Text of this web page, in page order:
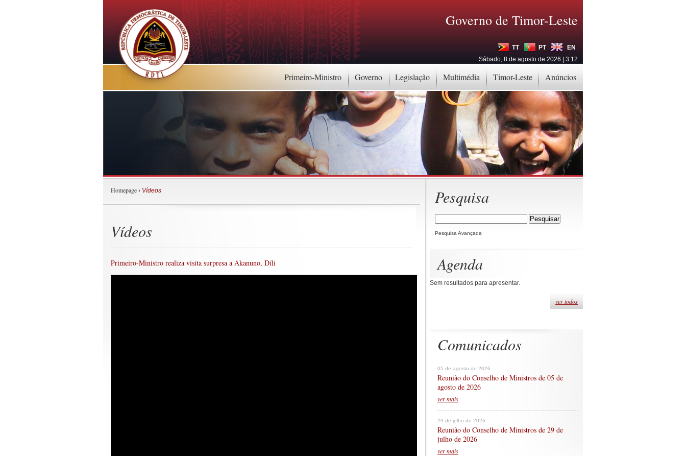
Primeiro-Ministro Governo Legislação Multimédia Timor-Leste Anúncios
Governo de Timor-Leste
TT PT
EN
Sábado, 8 de agosto de 2026 | 3:12
Pesquisa
Pesquisa Avançada
Agenda
Sem resultados para apresentar.
ver todos
Comunicados
05 de agosto de 2026
Reunião do Conselho de Ministros de 05 de
agosto de 2026
ver mais
29 de julho de 2026
Reunião do Conselho de Ministros de 29 de
julho de 2026
ver mais
Homepage › Vídeos
Vídeos
Primeiro-Ministro realiza visita surpresa a Akanuno, Díli